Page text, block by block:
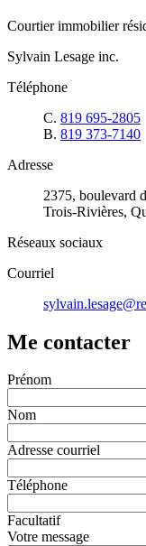
Courtier immobilier
Sylvain Lesage inc.
Téléphone
C. 819 695-2805
B. 819 373-7140
Adresse
2375, boulevard
Trois-Rivières,
Réseaux sociaux
Courriel
Me contacter
Prénom
Nom
Adresse courriel
Téléphone
Facultatif
Votre message